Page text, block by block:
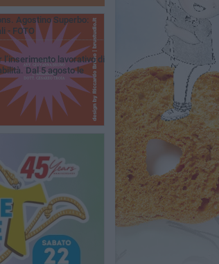
Agostino Superbo:
- FOTO
l’inserimento lavorativo di
Dal 5 agosto le